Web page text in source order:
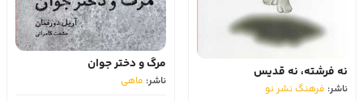
نه فرشته، نه قدیس
ناشر: فرهنگ نشر نو
مرگ و دختر جوان
ناشر: ماهی